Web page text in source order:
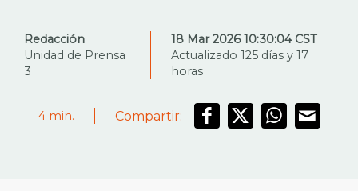
Redacción
Unidad de Prensa
3
18 Mar 2026 10:30:04 CST
Actualizado 125 días y 17
horas
4 min. Compartir: